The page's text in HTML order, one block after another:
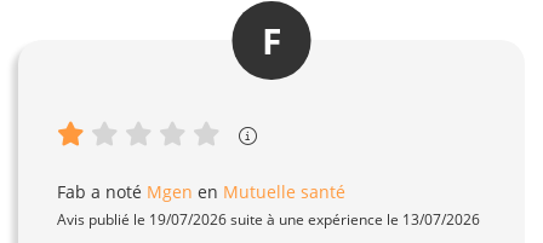
F
Fab a noté Mgen en Mutuelle santé
Avis publié le 19/07/2026 suite à une expérience le 13/07/2026